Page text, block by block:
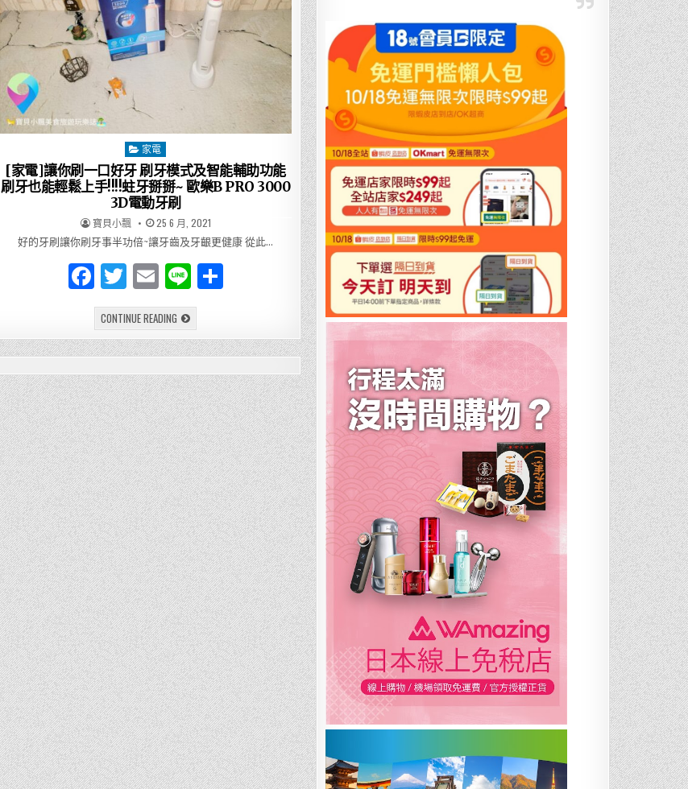
Posted
in
家電
[家電]讓你刷一口好牙 刷牙模式及智能輔助功能
刷牙也能輕鬆上手!!!!蛀牙掰掰~ 歐樂B PRO 3000
3D電動牙刷
AUTHOR:
寶貝小飄 PUBLISHED
DATE:
25 6 月, 2021
好的牙刷讓你刷牙事半功倍~讓牙齒及牙齦更健康 從此…
F
a
c
e
b
o
o
k
T
w
it
te
r
E
m
ai
l
Li
n
分
CONTINUE READING [家
電]
讓
你
刷
口
好
牙
刷
牙
模
式
及
智
能
輔
助
功
能
刷
牙
也
能
輕
鬆
上
手!!!!
蛀
牙
掰
掰
~
歐
樂
B
PRO
3000
3D
電
動
牙
刷